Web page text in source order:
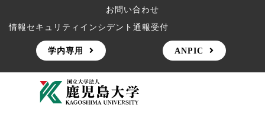
お問い合わせ
情報セキュリティインシデント通報受付
学内専用 ANPIC